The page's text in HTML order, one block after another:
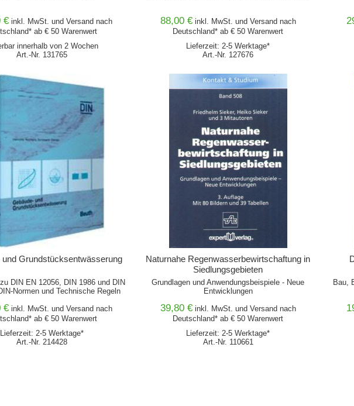
€ inkl. MwSt. undVersand nach
ab € 50 Warenwert
innerhalb von 2 Wochen
Art.-Nr. 131765
88,00 € inkl. MwSt. und Versand nach
Deutschland* ab € 50 Warenwert
Lieferzeit: 2-5 Werktage*
Art.-Nr. 127676
und Grundstücksentwässerung
DIN EN 12056, DIN 1986 und DIN
Normen und Technische Regeln
€ inkl. MwSt. undVersand nach
ab € 50 Warenwert
Lieferzeit: 2-5 Werktage*
Art.-Nr. 214428
WARENKORB
Naturnahe Regenwasserbewirtschaftung in
Siedlungsgebieten
Grundlagen und Anwendungsbeispiele - Neue
Entwicklungen
39,80 € inkl. MwSt. und Versand nach
Deutschland* ab € 50 Warenwert
Lieferzeit: 2-5 Werktage*
Art.-Nr. 110661
IN DEN WARENKORB
Bau,